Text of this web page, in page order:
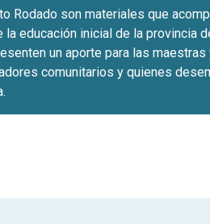
Rodado son materiales que
la educación inicial de la provincia
un aporte para las
comunitarios y quienes